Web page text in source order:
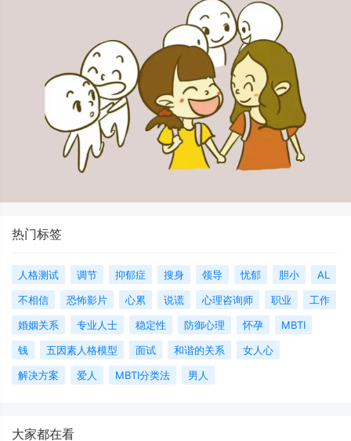
热门标签
人格测试 调节 抑郁症 搜身 领导 忧郁 胆小
AL
不相信
恐怖影片 心累 说谎 心理咨询师 职业
工作
婚姻关系
专业人士 稳定性 防御心理 怀孕
MBTI
钱
五因素人格模型 面试 和谐的关系
女人心
解决方案
爱人 MBTI分类法 男人
大家都在看